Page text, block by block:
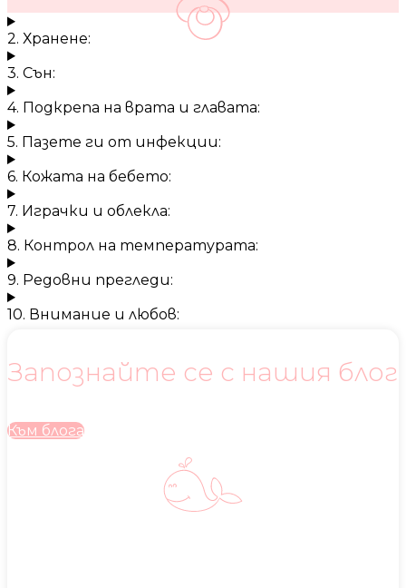
2. Хранене:
3. Сън:
4. Подкрепа на врата и главата:
5. Пазете ги от инфекции:
6. Кожата на бебето:
7. Играчки и облекла:
8. Контрол на температурата:
9. Редовни прегледи:
10. Внимание и любов:
Запознайте се с нашия блог
Към блога